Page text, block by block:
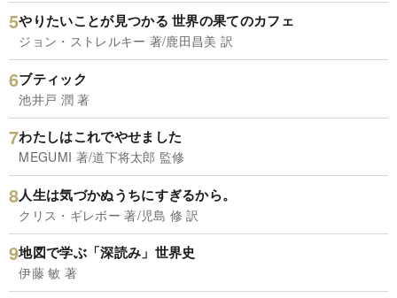
やりたいことが見つかる 世界の果てのカフェ
ジョン・ストレルキー 著/鹿田昌美 訳
ブティック
池井戸 潤 著
わたしはこれでやせました
MEGUMI 著/道下将太郎 監修
人生は気づかぬうちにすぎるから。
クリス・ギレボー 著/児島 修 訳
地図で学ぶ「深読み」世界史
伊藤 敏 著